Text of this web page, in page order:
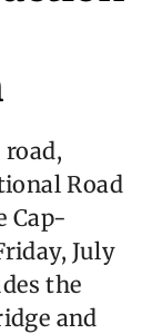
Road
Cap-
July
the
and